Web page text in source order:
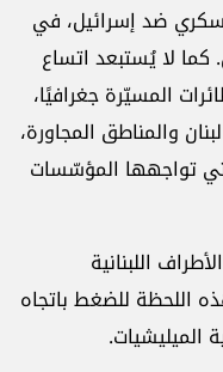
ضد إسرائيل، في
كما لا يُستبعد اتساع
المسيّرة جغرافيًا،
والمناطق المجاورة،
تواجهها المؤسّسات
اللبنانية
اللحظة للضغط باتجاه
الميليشيات.